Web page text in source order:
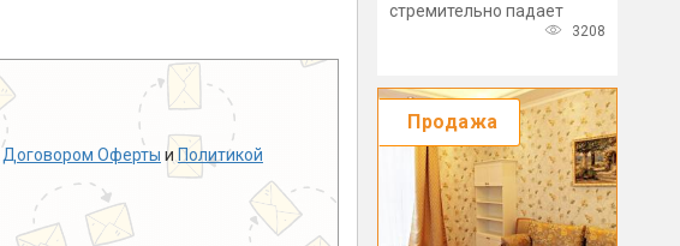
Договором Оферты и Политикой
стремительно падает
3208
Продажа